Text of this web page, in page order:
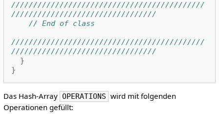
////////////////////////////////////////////
/////////////////////////////////
// End of class
////////////////////////////////////////////
/////////////////////////////////
}
}
Das Hash-Array OPERATIONS wird mit folgenden
Operationen gefüllt: